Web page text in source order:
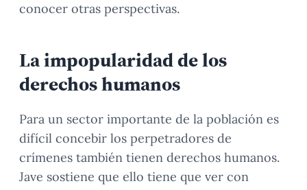
conocer otras perspectivas.
La impopularidad de los
derechos humanos
Para un sector importante de la población es
difícil concebir los perpetradores de
crímenes también tienen derechos humanos.
Jave sostiene que ello tiene que ver con